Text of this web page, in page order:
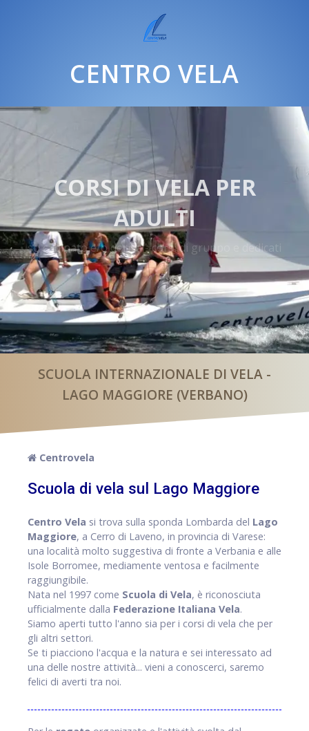
CENTRO VELA
CORSI DI VELA PER
ADULTI
su cabinato e/o deriva - corsi di gruppo e dedicati
CORSI VELA ADULTI
SCUOLA INTERNAZIONALE DI VELA -
LAGO MAGGIORE (VERBANO)
Centrovela
Scuola di vela sul Lago Maggiore
Centro Vela si trova sulla sponda Lombarda del Lago
Maggiore, a Cerro di Laveno, in provincia di Varese:
una località molto suggestiva di fronte a Verbania e alle
Isole Borromee, mediamente ventosa e facilmente
raggiungibile.
Nata nel 1997 come Scuola di Vela, è riconosciuta
ufficialmente dalla Federazione Italiana Vela.
Siamo aperti tutto l'anno sia per i corsi di vela che per
gli altri settori.
Se ti piacciono l'acqua e la natura e sei interessato ad
una delle nostre attività... vieni a conoscerci, saremo
felici di averti tra noi.